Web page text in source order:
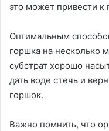
это может привести к
Оптимальным
горшка на несколько
субстрат хорошо
дать воде стечь и
горшок.
Важно помнить, что